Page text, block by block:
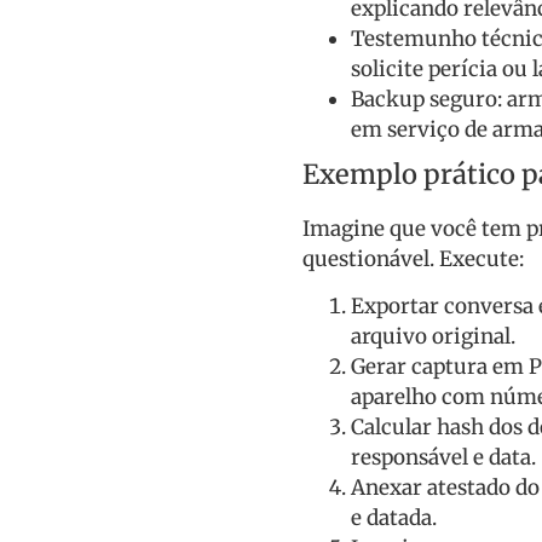
explicando
Testemunho
solicite perícia ou
Backup seguro:
em serviço de
Exemplo prático
Imagine que você tem
questionável. Execute:
Exportar conversa
arquivo original.
Gerar captura em
aparelho com
Calcular hash dos
responsável e data.
Anexar atestado
e datada.